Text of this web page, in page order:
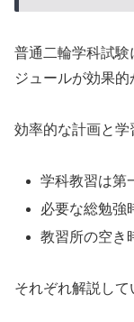
普通二輪学科試
ジュールが効果的
効率的な計画と学
学科教習は第
必要な総勉強
教習所の空き
それぞれ解説して